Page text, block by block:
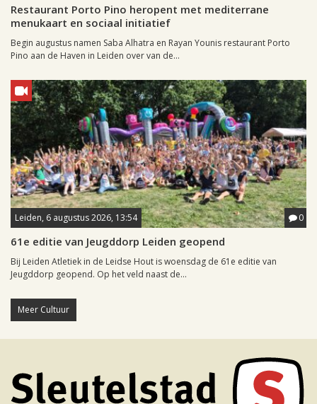
Restaurant Porto Pino heropent met mediterrane
menukaart en sociaal initiatief
Begin augustus namen Saba Alhatra en Rayan Younis restaurant Porto
Pino aan de Haven in Leiden over van de...
Leiden, 6 augustus 2026, 13:54 0
61e editie van Jeugddorp Leiden geopend
Bij Leiden Atletiek in de Leidse Hout is woensdag de 61e editie van
Jeugddorp geopend. Op het veld naast de...
Meer Cultuur